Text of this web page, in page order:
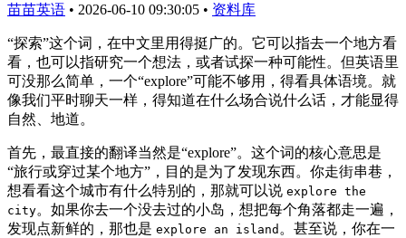
苗苗英语 • 2026-06-10 09:30:05 • 资料库
“探索”这个词，在中文里用得挺广的。它可以指去一个地方看
看，也可以指研究一个想法，或者试探一种可能性。但英语里
可没那么简单，一个“explore”可能不够用，得看具体语境。就
像我们平时聊天一样，得知道在什么场合说什么话，才能显得
自然、地道。
首先，最直接的翻译当然是“explore”。这个词的核心意思是
“旅行或穿过某个地方”，目的是为了发现东西。你走街串巷，
想看看这个城市有什么特别的，那就可以说 explore the
city。如果你去一个没去过的小岛，想把每个角落都走一遍，
发现点新鲜的，那也是 explore an island 。甚至说，你在一